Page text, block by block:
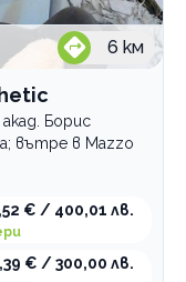
6 км
Борис
вътре в Mazzo
€ / 400,01 лв.
€ / 300,00 лв.